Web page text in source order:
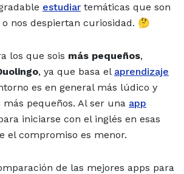
estudiar temáticas que son
nos despiertan curiosidad. 🤔
los que sois más pequeños,
, ya que basa el aprendizaje
es en general más lúdico y
pequeños. Al ser una app
iniciarse con el inglés en esas
el compromiso es menor.
de las mejores apps para